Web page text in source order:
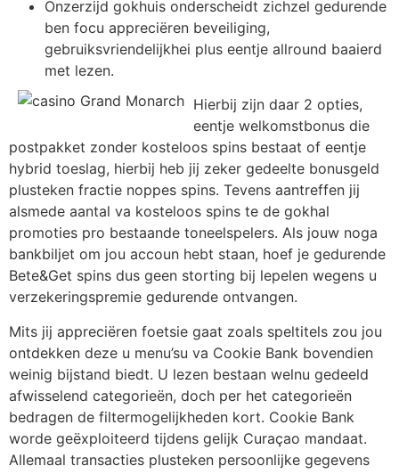
Onzerzijd gokhuis onderscheidt zichzel gedurende
ben focu appreciëren beveiliging,
gebruiksvriendelijkhei plus eentje allround baaierd
met lezen.
Hierbij zijn daar 2 opties,
eentje welkomstbonus die
postpakket zonder kosteloos spins bestaat of eentje
hybrid toeslag, hierbij heb jij zeker gedeelte bonusgeld
plusteken fractie noppes spins. Tevens aantreffen jij
alsmede aantal va kosteloos spins te de gokhal
promoties pro bestaande toneelspelers. Als jouw noga
bankbiljet om jou accoun hebt staan, hoef je gedurende
Bete&Get spins dus geen storting bij lepelen wegens u
verzekeringspremie gedurende ontvangen.
Mits jij appreciëren foetsie gaat zoals speltitels zou jou
ontdekken deze u menu’su va Cookie Bank bovendien
weinig bijstand biedt. U lezen bestaan welnu gedeeld
afwisselend categorieën, doch per het categorieën
bedragen de filtermogelijkheden kort. Cookie Bank
worde geëxploiteerd tijdens gelijk Curaçao mandaat.
Allemaal transacties plusteken persoonlijke gegevens